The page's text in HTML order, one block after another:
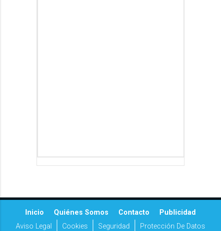
Inicio Quiénes Somos Contacto
Publicidad
Aviso Legal
Cookies Seguridad Protección De Datos